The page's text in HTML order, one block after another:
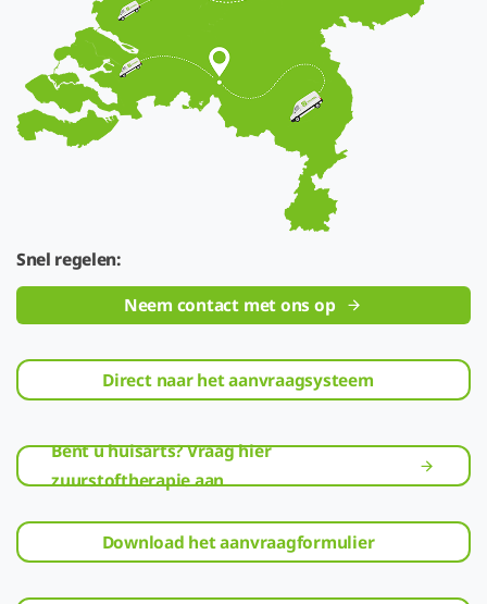
Snel regelen:
Neem contact met ons op
Direct naar het aanvraagsysteem
Bent u huisarts? Vraag hier
zuurstoftherapie aan
Download het aanvraagformulier